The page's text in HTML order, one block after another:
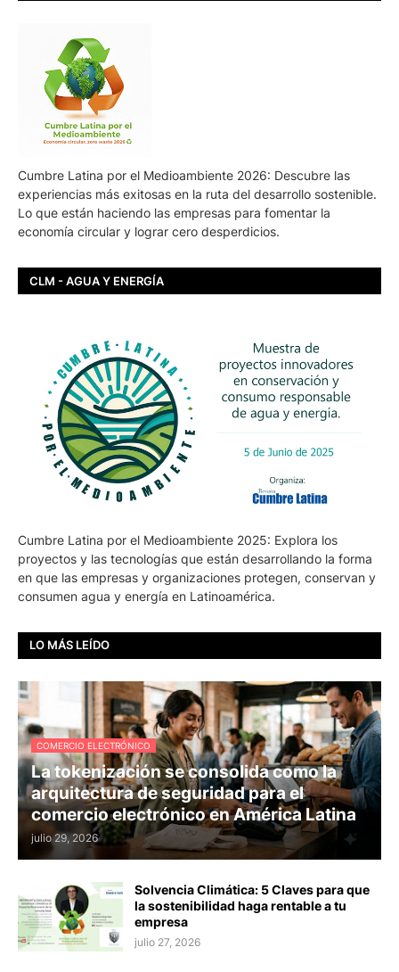
Cumbre Latina por el Medioambiente 2026: Descubre las
experiencias más exitosas en la ruta del desarrollo sostenible.
Lo que están haciendo las empresas para fomentar la
economía circular y lograr cero desperdicios.
CLM - AGUA Y ENERGÍA
Cumbre Latina por el Medioambiente 2025: Explora los
proyectos y las tecnologías que están desarrollando la forma
en que las empresas y organizaciones protegen, conservan y
consumen agua y energía en Latinoamérica.
LO MÁS LEÍDO
COMERCIO ELECTRÓNICO
La tokenización se consolida como la
arquitectura de seguridad para el
comercio electrónico en América Latina
julio 29, 2026
Solvencia Climática: 5 Claves para que
la sostenibilidad haga rentable a tu
empresa
julio 27, 2026